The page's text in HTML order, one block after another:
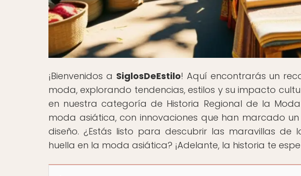
¡Bienvenidos a SiglosDeEstilo! Aquí encontrarás un
moda, explorando tendencias, estilos y su impacto
en nuestra categoría de Historia Regional de la
moda asiática, con innovaciones que han marcado
diseño. ¿Estás listo para descubrir las maravillas de
huella en la moda asiática? ¡Adelante, la historia te